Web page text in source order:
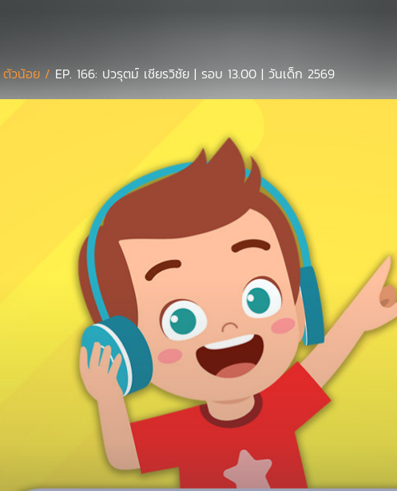
ตัวน้อย / EP. 166: ปวรุตม์ เชียรวิชัย | รอบ 13.00 | วันเด็ก 2569